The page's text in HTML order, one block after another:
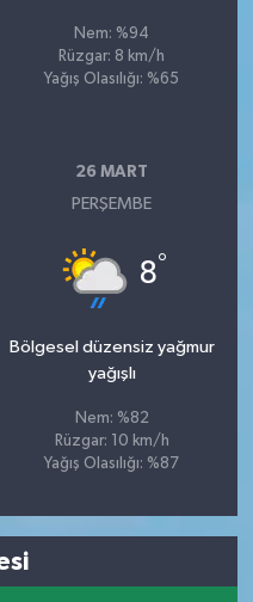
Nem: %94
Rüzgar: 8 km/h
Yağış Olasılığı: %65
26 MART
PERŞEMBE
8°
Bölgesel düzensiz yağmur
yağışlı
Nem: %82
Rüzgar: 10 km/h
Yağış Olasılığı: %87